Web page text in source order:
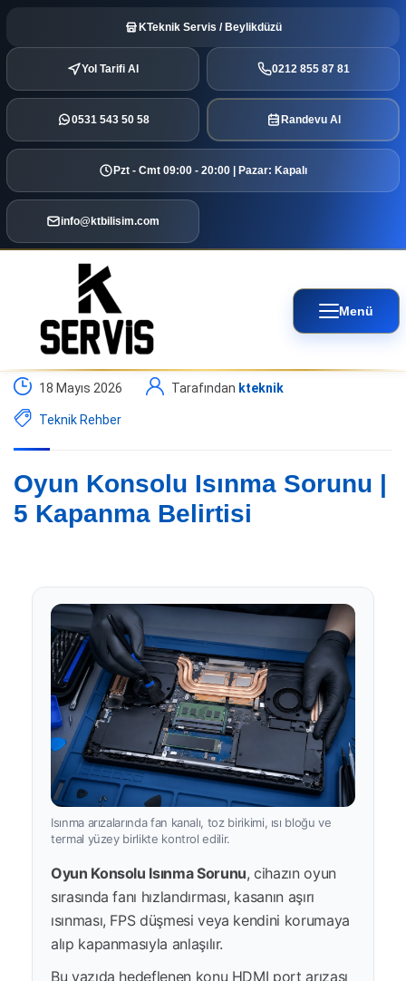
KTeknik Servis / Beylikdüzü
Yol Tarifi Al 0212 855 87 81
0531 543 50 58 Randevu Al
Pzt - Cmt 09:00 - 20:00 | Pazar: Kapalı
info@ktbilisim.com
Menü
18 Mayıs 2026 Tarafından kteknik
Teknik Rehber
Oyun Konsolu Isınma Sorunu |
5 Kapanma Belirtisi
Isınma arızalarında fan kanalı, toz birikimi, ısı bloğu ve
termal yüzey birlikte kontrol edilir.
Oyun Konsolu Isınma Sorunu, cihazın oyun
sırasında fanı hızlandırması, kasanın aşırı
ısınması, FPS düşmesi veya kendini korumaya
alıp kapanmasıyla anlaşılır.
Bu yazıda hedeflenen konu HDMI port arızası